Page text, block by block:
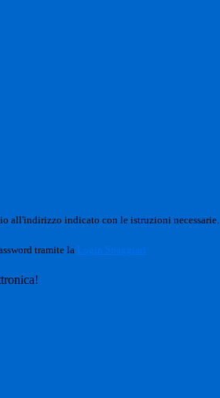
all'indirizzo indicato con le istruzioni necessarie.
tramite la Login Spaggiari